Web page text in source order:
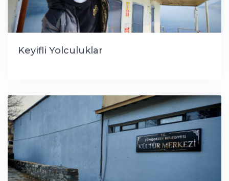
Keyifli Yolculuklar